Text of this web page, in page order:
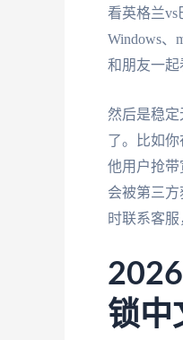
看英格兰vs
Windows
和朋友一起
然后是稳
了。比如
他用户抢
会被第三
时联系客
锁中